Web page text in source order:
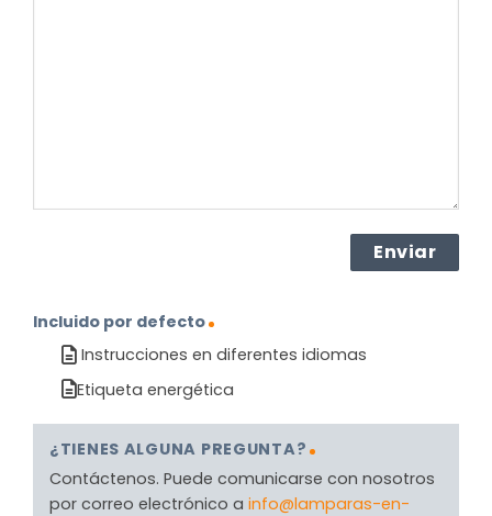
Incluido por defecto
Instrucciones en diferentes idiomas
Etiqueta energética
¿TIENES ALGUNA PREGUNTA?
Contáctenos. Puede comunicarse con nosotros
por correo electrónico a info@lamparas-en-